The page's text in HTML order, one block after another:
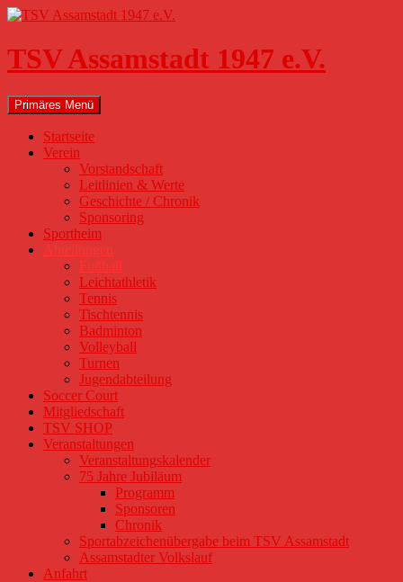
Zum
springen
TSV Assamstadt 1947 e.V.
Suchen
Primäres Menü
Startseite
Verein
Vorstandschaft
Leitlinien & Werte
Geschichte / Chronik
Sponsoring
Sportheim
Abteilungen
Fußball
Leichtathletik
Tennis
Tischtennis
Badminton
Volleyball
Turnen
Jugendabteilung
Soccer Court
Mitgliedschaft
TSV SHOP
Veranstaltungen
Veranstaltungskalender
75 Jahre Jubiläum
Programm
Sponsoren
Chronik
Sportabzeichenübergabe beim TSV Assamstadt
Assamstadter Volkslauf
Anfahrt